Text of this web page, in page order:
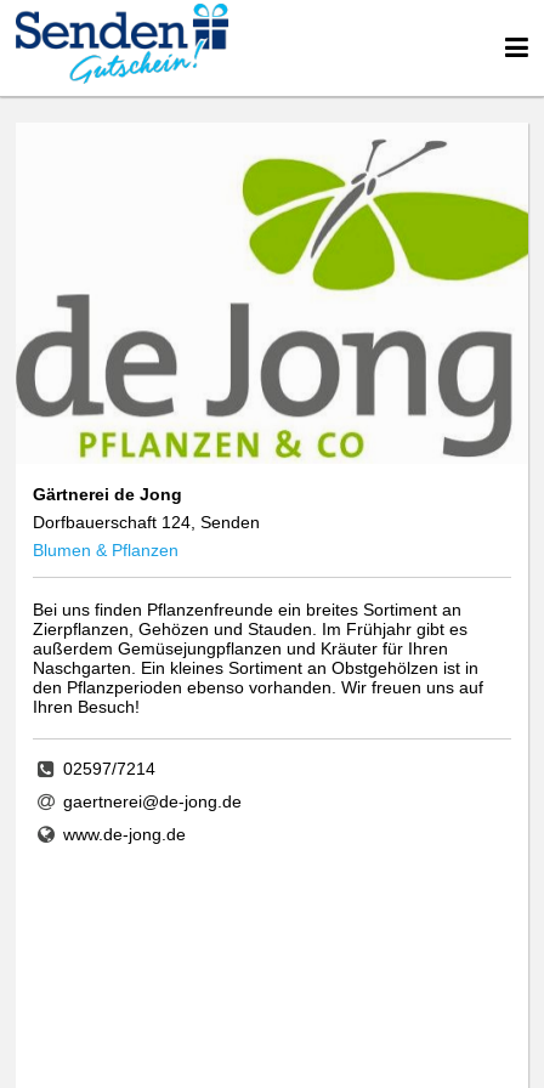
Gärtnerei de Jong
Dorfbauerschaft 124, Senden
Blumen & Pflanzen
Bei uns finden Pflanzenfreunde ein breites Sortiment an
Zierpflanzen, Gehözen und Stauden. Im Frühjahr gibt es
außerdem Gemüsejungpflanzen und Kräuter für Ihren
Naschgarten. Ein kleines Sortiment an Obstgehölzen ist in
den Pflanzperioden ebenso vorhanden. Wir freuen uns auf
Ihren Besuch!
02597/7214
gaertnerei@de-jong.de
www.de-jong.de